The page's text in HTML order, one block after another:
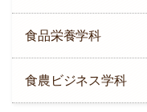
食品栄養学科
食農ビジネス学科